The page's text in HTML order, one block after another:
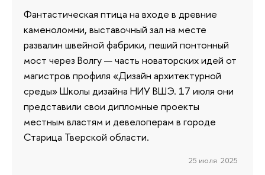
Фантастическая птица на входе в древние
каменоломни, выставочный зал на месте
развалин швейной фабрики, пеший понтонный
мост через Волгу — часть новаторских идей от
магистров профиля «Дизайн архитектурной
среды» Школы дизайна НИУ ВШЭ. 17 июля они
представили свои дипломные проекты
местным властям и девелоперам в городе
Старица Тверской области.
25 июля 2025